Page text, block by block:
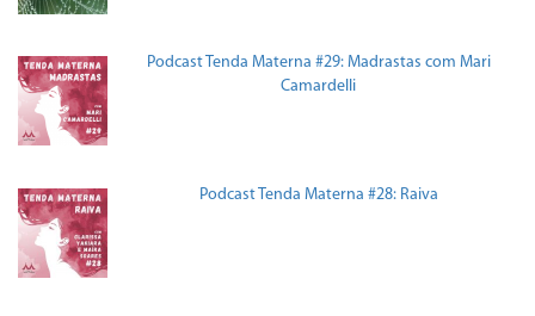
Podcast Tenda Materna #29: Madrastas com Mari
Camardelli
Podcast Tenda Materna #28: Raiva